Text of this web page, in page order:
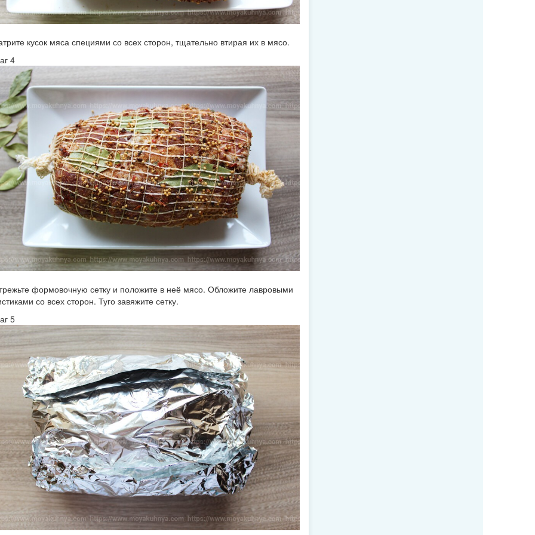
кусок мяса специями со всех сторон, тщательно втирая их в мясо.
4
формовочную сетку и положите в неё мясо. Обложите лавровыми
со всех сторон. Туго завяжите сетку.
5